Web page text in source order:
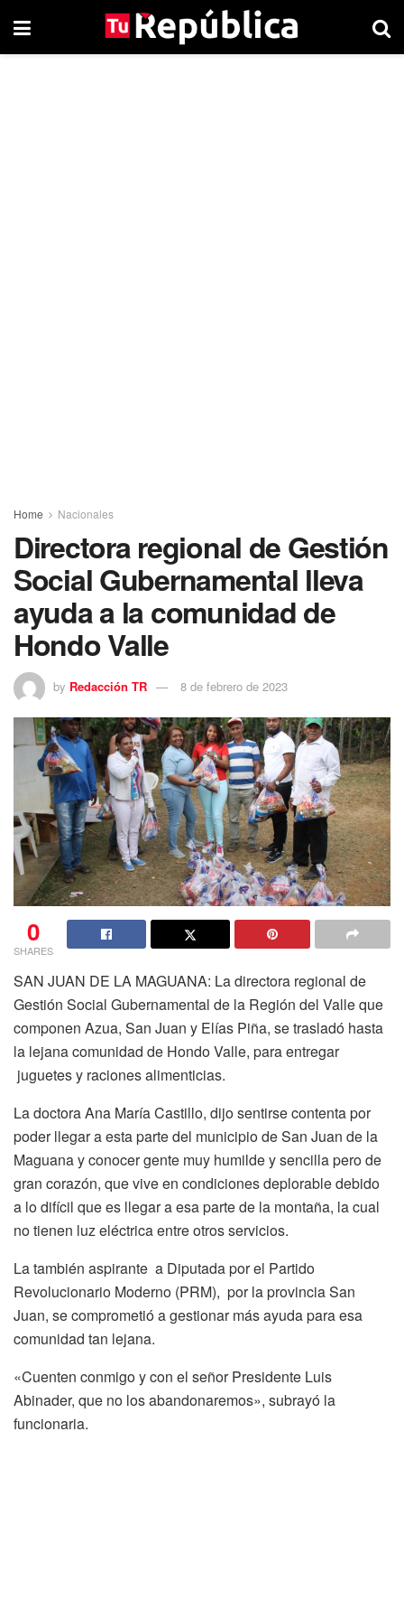
Home Nacionales
Directora regional de Gestión
Social Gubernamental lleva
ayuda a la comunidad de
Hondo Valle
by Redacción TR 8 de febrero de 2023
0
SHARES
SAN JUAN DE LA MAGUANA: La directora regional de
Gestión Social Gubernamental de la Región del Valle que
componen Azua, San Juan y Elías Piña, se trasladó hasta
la lejana comunidad de Hondo Valle, para entregar
juguetes y raciones alimenticias.
La doctora Ana María Castillo, dijo sentirse contenta por
poder llegar a esta parte del municipio de San Juan de la
Maguana y conocer gente muy humilde y sencilla pero de
gran corazón, que vive en condiciones deplorable debido
a lo difícil que es llegar a esa parte de la montaña, la cual
no tienen luz eléctrica entre otros servicios.
La también aspirante a Diputada por el Partido
Revolucionario Moderno (PRM), por la provincia San
Juan, se comprometió a gestionar más ayuda para esa
comunidad tan lejana.
«Cuenten conmigo y con el señor Presidente Luis
Abinader, que no los abandonaremos», subrayó la
funcionaria.